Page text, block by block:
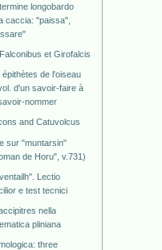
longobardo
caccia: "paissa",
et Girofalcis
épithètes de l'oiseau
d'un savoir-faire à
nommer
and Catuvolcus
sur "muntarsin"
de Horu", v.731)
Lectio
e test tecnici
nella
pliniana
three